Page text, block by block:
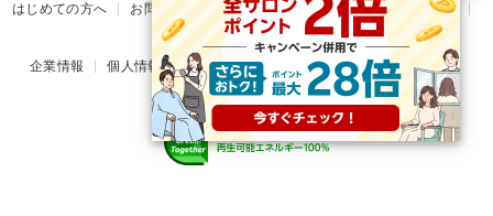
はじめての方へ お問い合わせ ヘルプ リリース情報
利用規約
掲載ご希望のサロン様
企業情報 個人情報保護方針 楽天のサービス一覧 アプリ一覧
© Rakuten Group, Inc.